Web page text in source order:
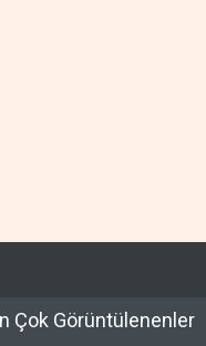
Çok Görüntülenenler